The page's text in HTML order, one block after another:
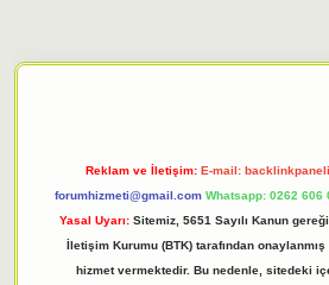
Reklam ve İletişim: E-mail:
forumhizmeti@gmail.com Whatsapp: 0262 606
Yasal Uyarı: Sitemiz, 5651 Sayılı Kanun
İletişim Kurumu (BTK) tarafından
hizmet vermektedir. Bu nedenle, sitedeki